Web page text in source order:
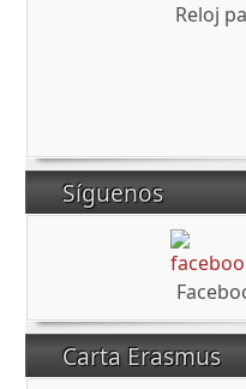
Reloj
Síguenos
Carta Erasmus